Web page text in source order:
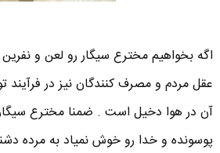
اگه بخواهیم مخترع سیگار رو لعن و
عقل مردم و مصرف کنندگان نیز در فرآیند
پوسونده و خدا رو خوش نمیاد به مرده